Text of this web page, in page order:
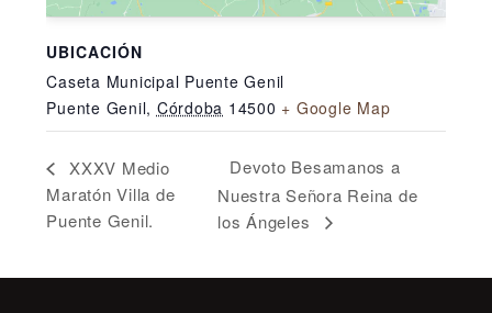
UBICACIÓN
Caseta Municipal Puente Genil
Puente Genil, Córdoba 14500 + Google Map
XXXV Medio
Maratón Villa de
Puente Genil.
Devoto Besamanos a
Nuestra Señora Reina de
los Ángeles